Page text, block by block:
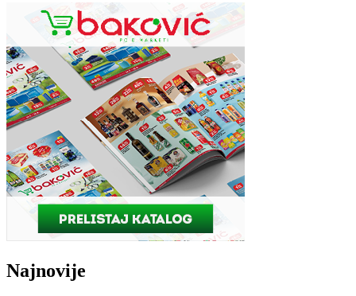
Najnovije